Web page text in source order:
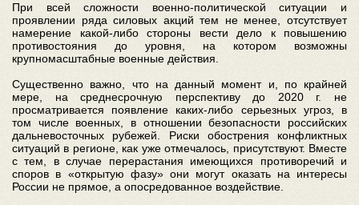
При всей сложности военно-политической ситуации и
проявлении ряда силовых акций тем не менее, отсутствует
намерение какой-либо стороны вести дело к повышению
противостояния до уровня, на котором возможны
крупномасштабные военные действия.
Существенно важно, что на данный момент и, по крайней
мере, на среднесрочную перспективу до 2020 г. не
просматривается появление каких-либо серьезных угроз, в
том числе военных, в отношении безопасности российских
дальневосточных рубежей. Риски обострения конфликтных
ситуаций в регионе, как уже отмечалось, присутствуют. Вместе
с тем, в случае перерастания имеющихся противоречий и
споров в «открытую фазу» они могут оказать на интересы
России не прямое, а опосредованное воздействие.